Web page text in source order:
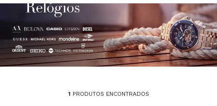
1 PRODUTOS ENCONTRADOS